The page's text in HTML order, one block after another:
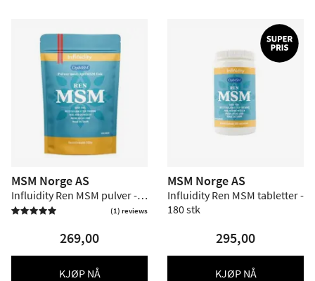
MSM Norge AS
Influidity Ren MSM pulver -
200 g
 (1) reviews
269,00
KJØP NÅ
MSM Norge AS
Influidity Ren MSM tabletter -
180 stk
295,00
KJØP NÅ